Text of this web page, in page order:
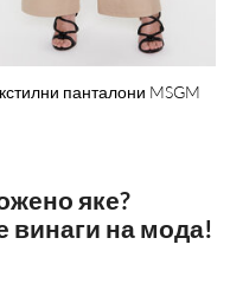
панталони MSGM
яке?
винаги на мода!